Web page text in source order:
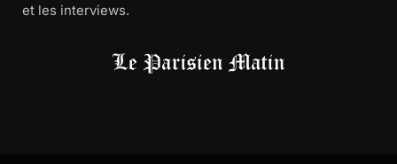
et les interviews.